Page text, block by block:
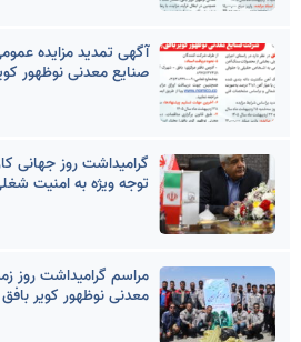
صنایع معدنی نوظهور
گرامیداشت روز جهانی
توجه ویژه به امنیت
مراسم گرامیداشت روز
معدنی نوظهور کویر